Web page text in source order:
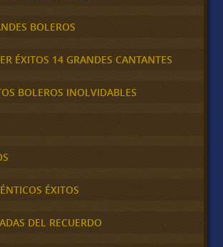
BOLEROS
ÉXITOS 14 GRANDES CANTANTES
BOLEROS INOLVIDABLES
ÉXITOS
DEL RECUERDO